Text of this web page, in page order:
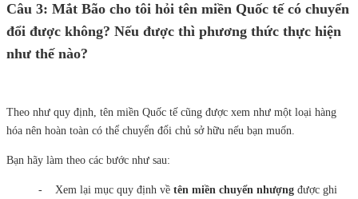
Câu 3: Mắt Bão cho tôi hỏi tên miền Quốc tế có chuyển
đổi được không? Nếu được thì phương thức thực hiện
như thế nào?
Theo như quy định, tên miền Quốc tế cũng được xem như một loại hàng
hóa nên hoàn toàn có thể chuyển đổi chủ sở hữu nếu bạn muốn.
Bạn hãy làm theo các bước như sau:
- Xem lại mục quy định về tên miền chuyển nhượng được ghi